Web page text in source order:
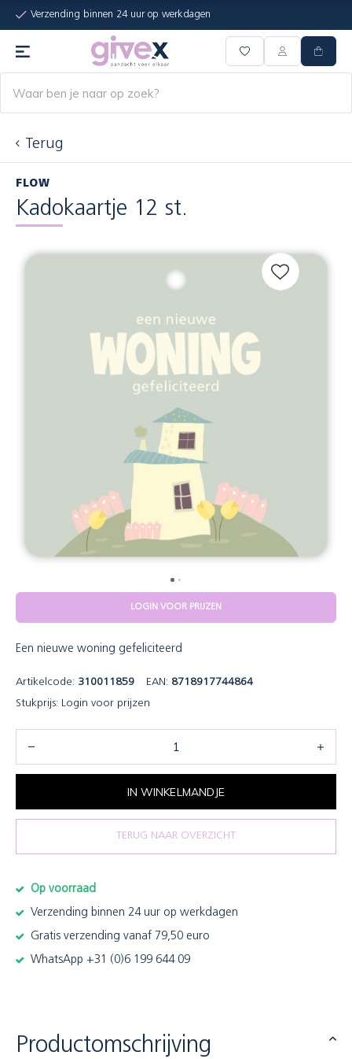
Verzending binnen 24 uur op werkdagen
Terug
FLOW
Kadokaartje 12 st.
LOGIN VOOR PRIJZEN
Een nieuwe woning gefeliciteerd
Artikelcode: 310011859 EAN: 8718917744864
Stukprijs: Login voor prijzen
IN WINKELMANDJE
TERUG NAAR OVERZICHT
Op voorraad
Verzending binnen 24 uur op werkdagen
Gratis verzending vanaf 79,50 euro
WhatsApp +31 (0)6 199 644 09
Productomschrijving